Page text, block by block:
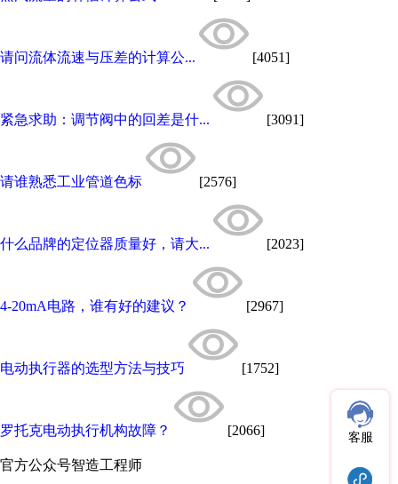
请问流体流速与压差的计算公... [4051]
紧急求助：调节阀中的回差是什... [3091]
请谁熟悉工业管道色标 [2576]
什么品牌的定位器质量好，请大... [2023]
4-20mA电路，谁有好的建议？ [2967]
电动执行器的选型方法与技巧 [1752]
罗托克电动执行机构故障？ [2066]
官方公众号智造工程师
客服